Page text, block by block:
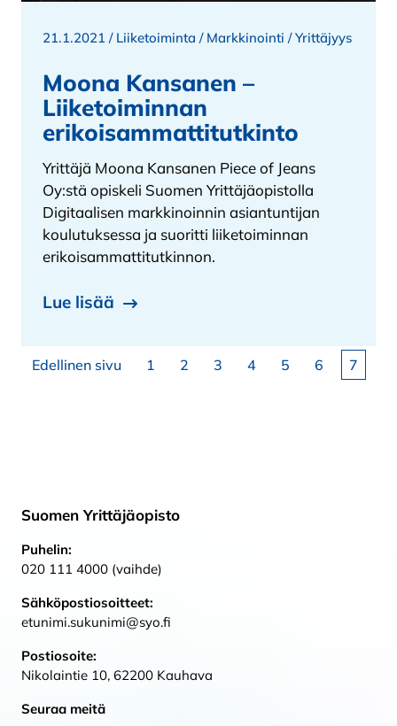
21.1.2021 / Liiketoiminta / Markkinointi /Yrittäjyys
Moona Kansanen –
Liiketoiminnan
erikoisammattitutkinto
Yrittäjä Moona Kansanen Piece of Jeans
Oy:stä opiskeli Suomen Yrittäjäopistolla
Digitaalisen markkinoinnin asiantuntijan
koulutuksessa ja suoritti liiketoiminnan
erikoisammattitutkinnon.
Lue lisää
Artikkelien sivutus
Edellinen sivu Sivu
1 Sivu
2 Sivu
3 Sivu
4 Sivu
5 Sivu
6 Sivu
7
Suomen Yrittäjäopisto
Puhelin:
020 111 4000 (vaihde)
Sähköpostiosoitteet:
etunimi.sukunimi@syo.fi
Postiosoite:
Nikolaintie 10, 62200 Kauhava
Seuraa meitä